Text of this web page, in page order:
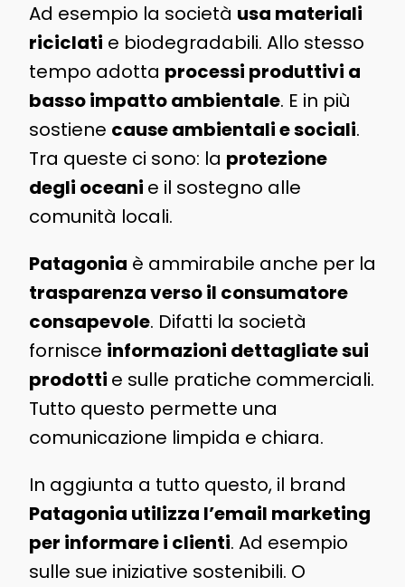
Ad esempio la società usa materiali
riciclati e biodegradabili. Allo stesso
tempo adotta processi produttivi a
basso impatto ambientale. E in più
sostiene cause ambientali e sociali.
Tra queste ci sono: la protezione
degli oceani e il sostegno alle
comunità locali.
Patagonia è ammirabile anche per la
trasparenza verso il consumatore
consapevole. Difatti la società
fornisce informazioni dettagliate sui
prodotti e sulle pratiche commerciali.
Tutto questo permette una
comunicazione limpida e chiara.
In aggiunta a tutto questo, il brand
Patagonia utilizza l’email marketing
per informare i clienti. Ad esempio
sulle sue iniziative sostenibili. O